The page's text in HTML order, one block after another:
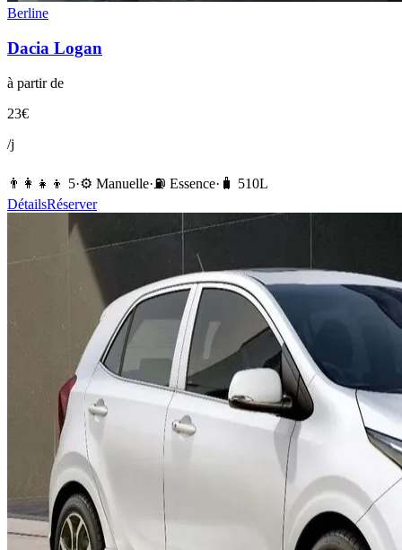
Berline
Dacia Logan
à partir de
23€
/j
👨‍👩‍👧‍👦 5·⚙️ Manuelle·⛽️ Essence· 🧳 510L
DétailsRéserver